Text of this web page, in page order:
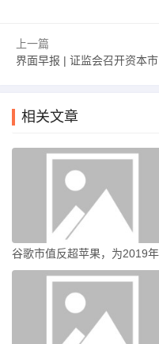
上一篇
界面早报 | 证监会召开资本市场财务造假综合惩防体系跨部门工作推进座谈会；马杜罗夫妇对美方所谓指控表示不认罪|界面新闻 · 中国
相关文章